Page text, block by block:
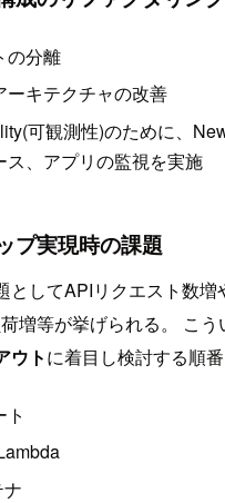
の分離
ーキテクチャの改善
可観測性)のために、
ス、アプリの監視を実施
プ実現時の課題
としてAPIリクエスト数増
増等が挙げられる。 こ
ウトに着目し検討する順番
ト